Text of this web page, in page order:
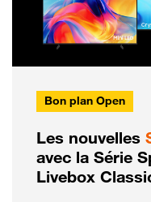
Bon plan Open
Les nouvelles
avec la Série
Livebox